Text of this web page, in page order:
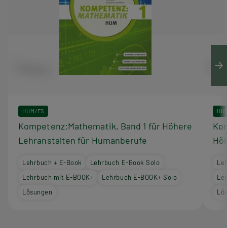
HUM/FS
Kompetenz:Mathematik, Band 1 für Höhere
Lehranstalten für Humanberufe
Lehrbuch + E-Book
Lehrbuch E-Book Solo
Lehrbuch mit E-BOOK+
Lehrbuch E-BOOK+ Solo
Lösungen